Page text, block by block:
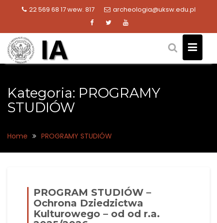
22 569 68 17 wew. 817 archeologia@uksw.edu.pl
Kategoria: PROGRAMY
STUDIÓW
Home PROGRAMY STUDIÓW
PROGRAM STUDIÓW –
Ochrona Dziedzictwa
Kulturowego – od od r.a.